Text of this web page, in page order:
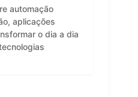
automação
aplicações
o dia a dia